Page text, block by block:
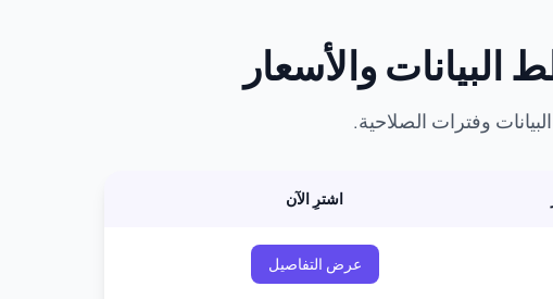
اشترِ الآن
عرض التفاصيل